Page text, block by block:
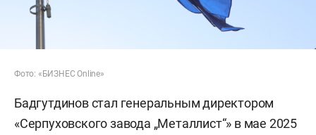
Фото: «БИЗНЕС Online»
Бадгутдинов стал генеральным директором
«Серпуховского завода „Металлист“» в мае 2025